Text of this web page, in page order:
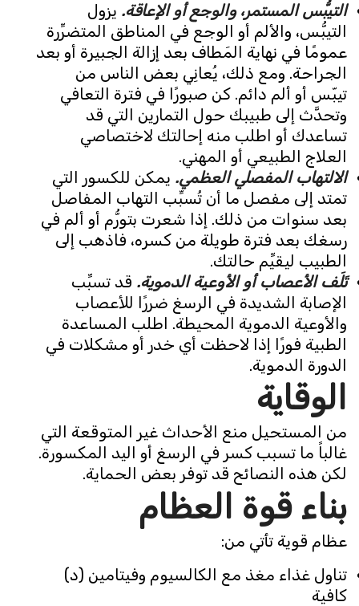
التيبُّس المستمر، والوجع أو الإعاقة.يزول
التيبُّس، والألم أو الوجع في المناطق المتضرِّرة
عمومًا في نهاية المَطاف بعد إزالة الجبيرة أو بعد
الجراحة. ومع ذلك، يُعانِي بعض الناس من
تيبّس أو ألم دائم. كن صبورًا في فترة التعافي
وتحدَّث إلى طبيبك حول التمارين التي قد
تساعدك أو اطلب منه إحالتك لاختصاصي
العلاج الطبيعي أو المهني.
الالتهاب المفصلي العظمي.يمكن للكسور التي
تمتد إلى مفصل ما أن تُسبِّب التهاب المفاصل
بعد سنوات من ذلك. إذا شعرت بتورُّم أو ألم في
رسغك بعد فترة طويلة من كسره، فاذهب إلى
الطبيب ليقيِّم حالتك.
تَلَف الأعصاب أو الأوعية الدموية.قد تسبِّب
الإصابة الشديدة في الرسغ ضررًا للأعصاب
والأوعية الدموية المحيطة. اطلب المساعدة
الطبية فورًا إذا لاحظت أي خدر أو مشكلات في
الدورة الدموية.
الوقاية
من المستحيل منع الأحداث غير المتوقعة التي
غالباً ما تسبب كسر في الرسغ أو اليد المكسورة.
لكن هذه النصائح قد توفر بعض الحماية.
بناء قوة العظام
عظام قوية تأتي من:
تناول غذاء مغذ مع الكالسيوم وفيتامين (د)
كافية